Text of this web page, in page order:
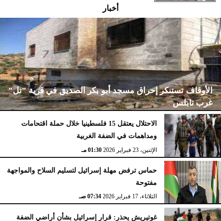
أخبار
الأوقاف تستنكر إحراق مسجد أبو بكر الصديق في قرية ”تل”
غرب نابلس
الإثنين، 23 فبراير 2026 02:15 مـ
الاحتلال يعتقل 15 فلسطينيا خلال حملة اقتحامات
ومداهمات في الضفة الغربية
الإثنين، 23 فبراير 2026 01:30 مـ
حماس ترفض مهلة إسرائيل لتسليم السلاح والمواجهة
مفتوحة
الثلاثاء، 17 فبراير 2026 07:34 صـ
غوتيريش يحذر: قرار إسرائيل بشأن أراضي الضفة